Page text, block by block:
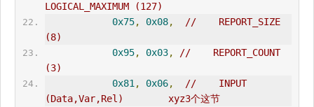
LOGICAL_MAXIMUM (127)
0x75, 0x08,
//    REPORT_SIZE
(8)
0x95, 0x03,
//    REPORT_COUNT
(3)
0x81 , 0x06,
//    INPUT
(Data,Var,Rel)        xyz3个这节